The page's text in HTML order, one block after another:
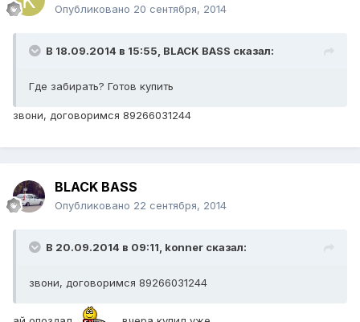
Опубликовано 20 сентября, 2014
В 18.09.2014 в 15:55, BLACK BASS сказал:
Где забирать? Готов купить
звони, договоримся 89266031244
BLACK BASS
Опубликовано 22 сентября, 2014
В 20.09.2014 в 09:11, konner сказал:
звони, договоримся 89266031244